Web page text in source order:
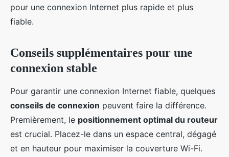
pour une connexion Internet plus rapide et plus
fiable.
Conseils supplémentaires pour une
connexion stable
Pour garantir une connexion Internet fiable, quelques
conseils de connexion peuvent faire la différence.
Premièrement, le positionnement optimal du routeur
est crucial. Placez-le dans un espace central, dégagé
et en hauteur pour maximiser la couverture Wi-Fi.